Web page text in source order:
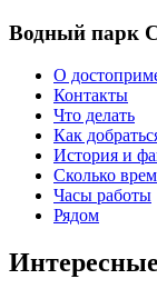
Водный парк
О
Контакты
Что делать
Как
История и
Сколько
Часы работы
Рядом